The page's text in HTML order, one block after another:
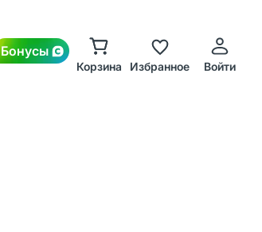
Бонусы
Корзина Избранное Войти